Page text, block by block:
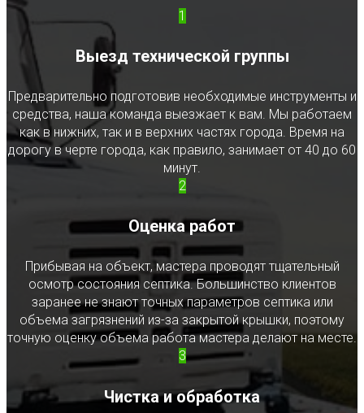
1
Выезд технической группы
Предварительно подготовив необходимые инструменты и
средства, наша команда выезжает к вам. Мы работаем
как в нижних, так и в верхних частях города. Время на
дорогу в черте города, как правило, занимает от 40 до 60
минут.
2
Оценка работ
Прибывая на объект, мастера проводят тщательный
осмотр состояния септика. Большинство клиентов
заранее не знают точных параметров септика или
объема загрязнений из-за закрытой крышки, поэтому
точную оценку объема работа мастера делают на месте.
3
Чистка и обработка